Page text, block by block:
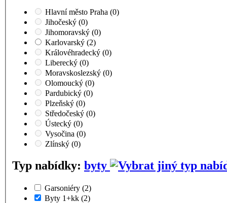
Hlavní město Praha (0)
Jihočeský (0)
Jihomoravský (0)
Karlovarský (2)
Královéhradecký (0)
Liberecký (0)
Moravskoslezský (0)
Olomoucký (0)
Pardubický (0)
Plzeňský (0)
Středočeský (0)
Ústecký (0)
Vysočina (0)
Zlínský (0)
Typ nabídky: byty
Garsoniéry (2)
Byty 1+kk (2)